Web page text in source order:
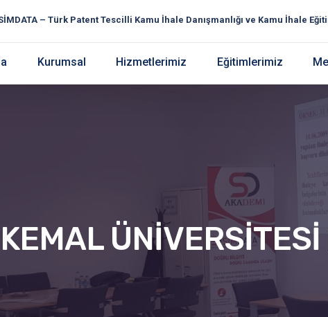
Kurumsal Hizmetlerimiz Eğitimlerimiz